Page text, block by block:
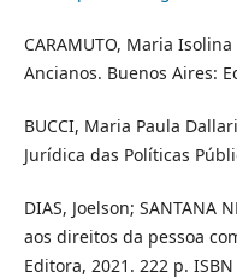
CARAMUTO, Maria
Ancianos. Buenos Aires:
BUCCI, Maria Paula
Jurídica das Políticas
DIAS, Joelson; SANTANA
aos direitos da pessoa
Editora, 2021. 222 p.